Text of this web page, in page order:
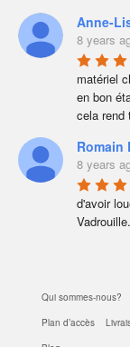
Anne-
8 years
matériel
en bon
cela rend
Romain
8 years
d'avoir
Vadrouille.
Qui sommes-nous?
Plan d’accès